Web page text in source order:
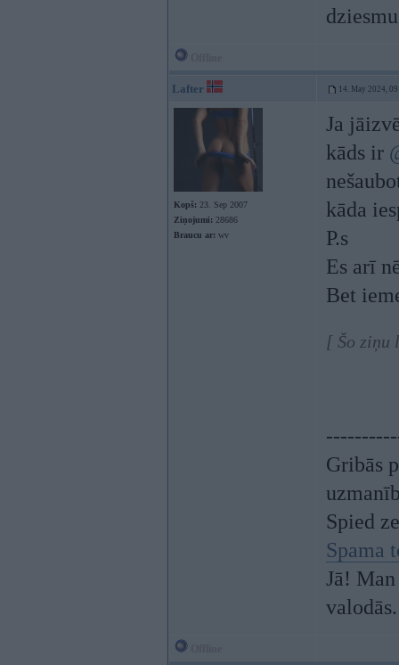
Lafter 14. May 2024,
Kopš: 23. Sep 2007
Ziņojumi: 28686
Braucu ar: wv
Ja
kāds ir
kāda
P.s
Es arī
Bet
[ Šo ziņu
Gribās
Spied
Spama
Jā!
valodās.